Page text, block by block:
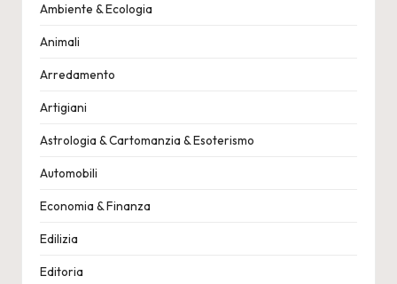
Ambiente & Ecologia
Animali
Arredamento
Artigiani
Astrologia & Cartomanzia & Esoterismo
Automobili
Economia & Finanza
Edilizia
Editoria